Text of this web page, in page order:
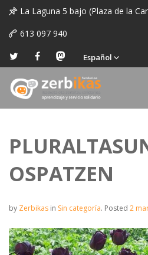
La Laguna 5 bajo (Plaza de la
613 097 940
Español
OSPATZEN
by Zerbikas in Sin categoría. Posted 2